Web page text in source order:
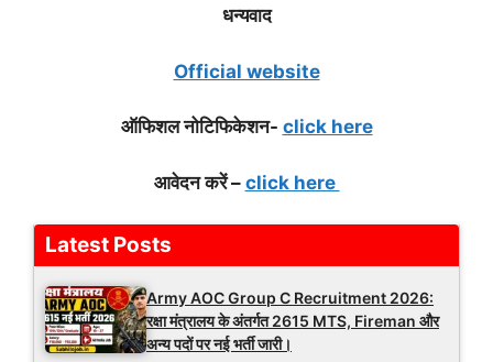
धन्यवाद
Official website
ऑफिशल नोटिफिकेशन- click here
आवेदन करें – click here
Latest Posts
Army AOC Group C Recruitment 2026:
रक्षा मंत्रालय के अंतर्गत 2615 MTS, Fireman और
अन्य पदों पर नई भर्ती जारी।